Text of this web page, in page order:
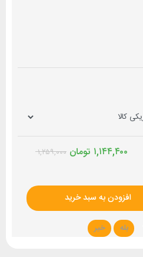
۱,۲۵۹,۰۰۰ تومان ۱,۱۴۴,۴۰۰
افزودن به سبد خرید
بله خیر